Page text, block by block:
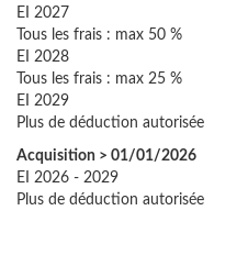
EI 2027
Tous les frais : max 50 %
EI 2028
Tous les frais : max 25 %
EI 2029
Plus de déduction autorisée
Acquisition > 01/01/2026
EI 2026 - 2029
Plus de déduction autorisée